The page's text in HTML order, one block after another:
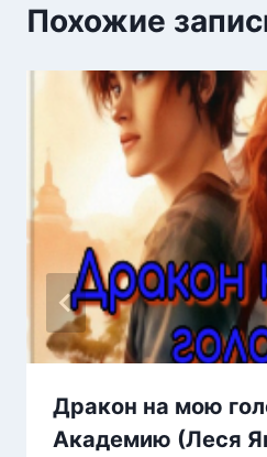
Похожие
Дракон на мою
Академию (Леся